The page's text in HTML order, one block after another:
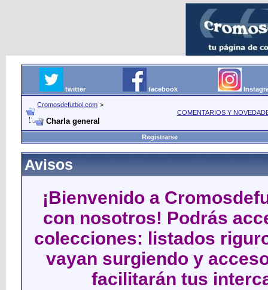
twitter facebook
Cromosdefutbol.com >
COMENTARIOS Y
Charla general
Registrarse
Avisos
¡Bienvenido a
con nosotros! Podrás
colecciones: listados
vayan surgiendo y
facilitarán tus